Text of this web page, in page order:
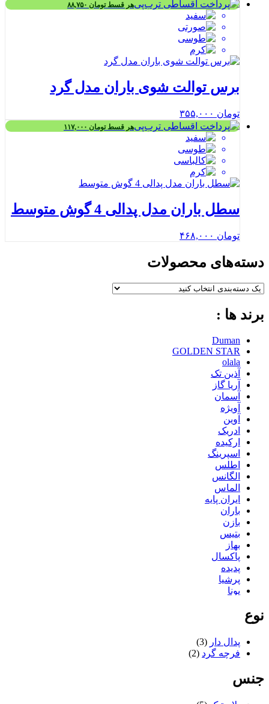
هر قسطتومان
برس توالت شوی باران مدل گرد
تومان
هر قسطتومان
سطل باران مدل پدالی 4 گوش متوسط
تومان
دسته‌های محصولات
برند ها :
Duman
GOLDEN STAR
olala
آذین تک
آریا گاز
آسمان
آویژه
آوین
ادریک
ارکیده
اسپرینگ
اطلس
الگانس
الماس
ایران پایه
باران
بازن
بتیس
بهاز
پاکسال
پدیده
پرشیا
پونا
ثمین
جگوار
دایی
دکورال
نوع
پدال دار (3)
فرچه گرد (2)
جنس